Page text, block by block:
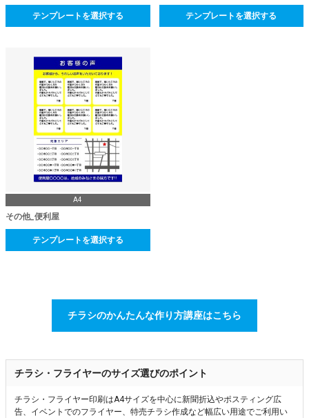
テンプレートを選択する テンプレートを選択する
A4
その他_便利屋
テンプレートを選択する
チラシのかんたんな作り方講座はこちら
チラシ・フライヤーのサイズ選びのポイント
チラシ・フライヤー印刷はA4サイズを中心に新聞折込やポスティング広
告、イベントでのフライヤー、特売チラシ作成など幅広い用途でご利用い